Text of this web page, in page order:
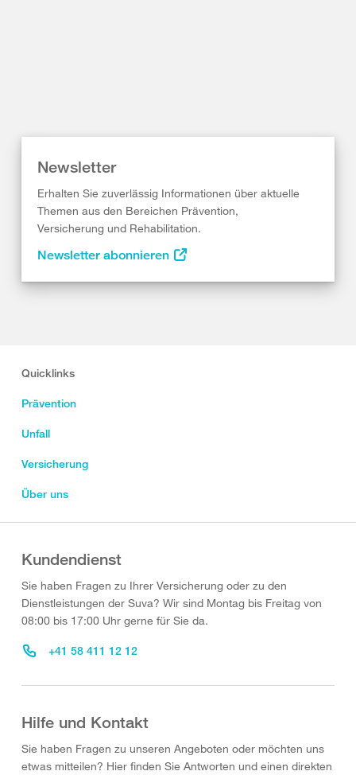
Newsletter
Erhalten Sie zuverlässig Informationen über aktuelle
Themen aus den Bereichen Prävention,
Versicherung und Rehabilitation.
Newsletter abonnieren
Quicklinks
Prävention
Unfall
Versicherung
Über uns
Kundendienst
Sie haben Fragen zu Ihrer Versicherung oder zu den
Dienstleistungen der Suva? Wir sind Montag bis Freitag von
08:00 bis 17:00 Uhr gerne für Sie da.
+41 58 411 12 12
Hilfe und Kontakt
Sie haben Fragen zu unseren Angeboten oder möchten uns
etwas mitteilen? Hier finden Sie Antworten und einen direkten